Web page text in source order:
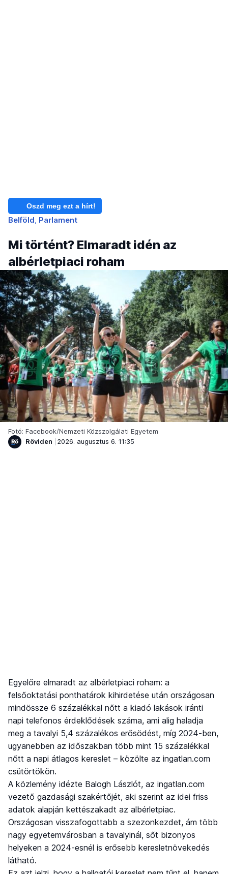
Oszd meg ezt a hírt!
Belföld Parlament
Mi történt? Elmaradt idén az
albérletpiaci roham
Fotó: Facebook/Nemzeti Közszolgálati Egyetem
Röviden
2026. augusztus 6. 11:35
Egyelőre elmaradt az albérletpiaci roham: a
felsőoktatási ponthatárok kihirdetése után országosan
mindössze 6 százalékkal nőtt a kiadó lakások iránti
napi telefonos érdeklődések száma, ami alig haladja
meg a tavalyi 5,4 százalékos erősödést, míg 2024-ben,
ugyanebben az időszakban több mint 15 százalékkal
nőtt a napi átlagos kereslet – közölte az ingatlan.com
csütörtökön.
A közlemény idézte Balogh Lászlót, az ingatlan.com
vezető gazdasági szakértőjét, aki szerint az idei friss
adatok alapján kettészakadt az albérletpiac.
Országosan visszafogottabb a szezonkezdet, ám több
nagy egyetemvárosban a tavalyinál, sőt bizonyos
helyeken a 2024-esnél is erősebb keresletnövekedés
látható.